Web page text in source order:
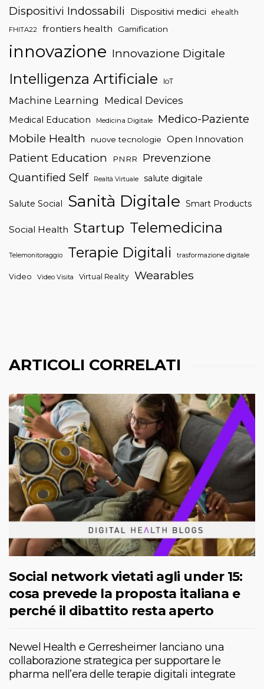
Dispositivi Indossabili Dispositivi medici ehealth
FHITA22 frontiers health Gamification
innovazione Innovazione Digitale
Intelligenza Artificiale IoT
Machine Learning Medical Devices
Medical Education Medicina Digitale
Medico-Paziente
Mobile Health
nuove tecnologie Open Innovation
Patient Education PNRR
Prevenzione
Quantified Self
Realtà Virtuale salute digitale
Salute Social Sanità Digitale Smart Products
Social Health Startup Telemedicina
Telemonitoraggio Terapie Digitali trasformazione digitale
Video Video Visita Virtual Reality Wearables
ARTICOLI CORRELATI
Social network vietati agli under 15:
cosa prevede la proposta italiana e
perché il dibattito resta aperto
Newel Health e Gerresheimer lanciano una
collaborazione strategica per supportare le
pharma nell’era delle terapie digitali integrate